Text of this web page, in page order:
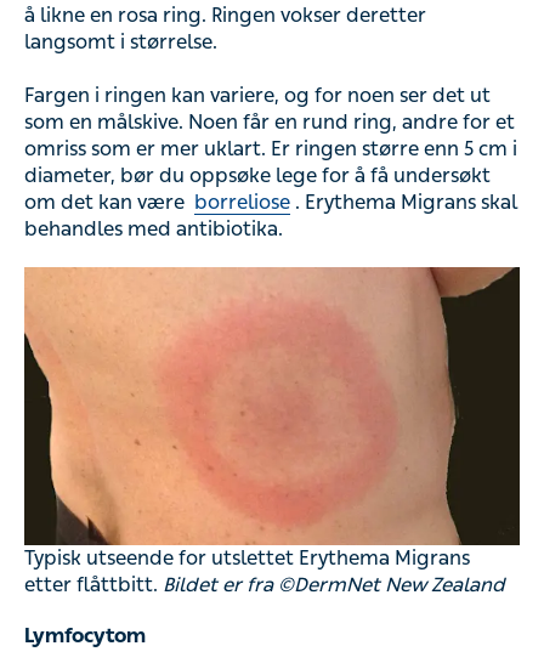
å likne en rosa ring. Ringen vokser deretter
langsomt i størrelse.
Fargen i ringen kan variere, og for noen ser det ut
som en målskive. Noen får en rund ring, andre for et
omriss som er mer uklart. Er ringen større enn 5 cm i
diameter, bør du oppsøke lege for å få undersøkt
om det kan være borreliose . Erythema Migrans skal
behandles med antibiotika.
Typisk utseende for utslettet Erythema Migrans
etter flåttbitt. Bildet er fra ©DermNet New Zealand
Lymfocytom